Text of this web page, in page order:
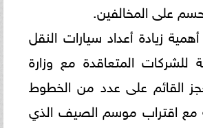
على المخالفين.
زيادة أعداد سيارات النقل
للشركات المتعاقدة مع وزارة
القائم على عدد من الخطوط
مع اقتراب موسم الصيف الذي